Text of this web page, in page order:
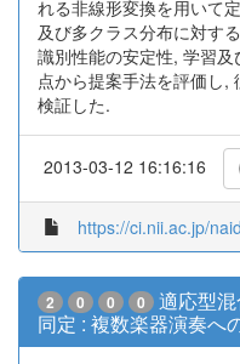
れる非線形変換を用いて
及び多クラス分布に対す
識別性能の安定性, 学習
点から提案手法を評価し,
検証した.
2013-03-12 16:16:16
https://ci.nii.ac.jp/
2 0 0 0
適応型
同定 : 複数楽器演奏へ